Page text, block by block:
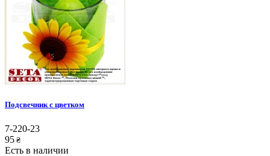
Подсвечник с цветком
7-220-23
95 ₴
Есть в наличии